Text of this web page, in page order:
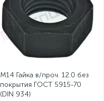
М14 Гайка в/проч. 12.0 без
покрытия ГОСТ 5915-70
(DIN 934)